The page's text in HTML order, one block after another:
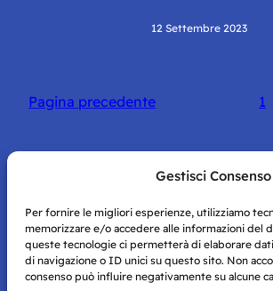
Gestisci Consenso
Per fornire le migliori esperienze, utilizziamo
memorizzare e/o accedere alle informazioni del
queste tecnologie ci permetterà di elaborare
di navigazione o ID unici su questo sito. Non
consenso può influire negativamente su alcune
12 Settembre 2023
Pagina precedente 1
Storie di Napoli è una testata registrata presso
Napoli con autorizzazione numero 38 del 25/9/
Tutte le immagini e i contenuti su questo sito
per mero scopo didattico e informativo.
Tutti i diritti riservati, ogni tentativo di copia sarà